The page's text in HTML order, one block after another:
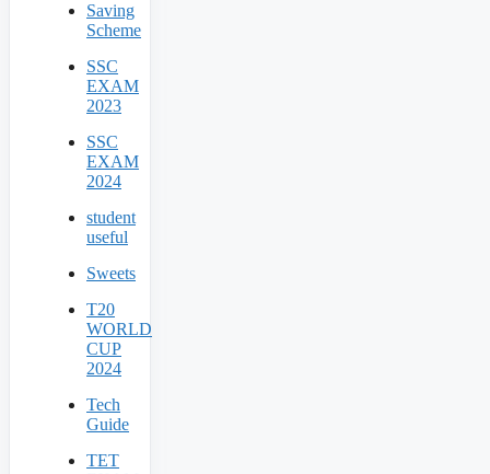
Saving
Scheme
SSC
EXAM
2023
SSC
EXAM
2024
student
useful
Sweets
T20
WORLD
CUP
2024
Tech
Guide
TET